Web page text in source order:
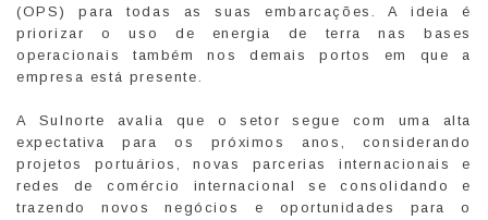
(OPS) para todas as suas embarcações. A ideia é
priorizar o uso de energia de terra nas bases
operacionais também nos demais portos em que a
empresa está presente.
A Sulnorte avalia que o setor segue com uma alta
expectativa para os próximos anos, considerando
projetos portuários, novas parcerias internacionais e
redes de comércio internacional se consolidando e
trazendo novos negócios e oportunidades para o